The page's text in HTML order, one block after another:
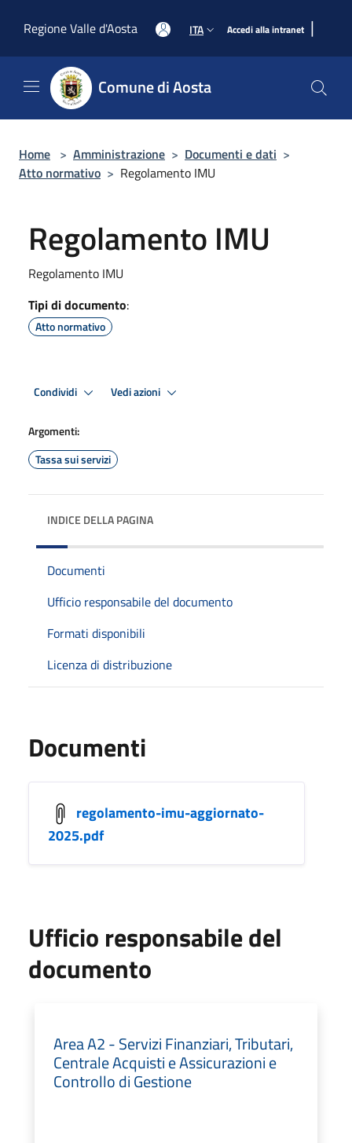
Regione Valle d'Aosta
ITA Accedi alla intranet |
Comune di Aosta
Home > Amministrazione > Documenti e dati >
Atto normativo > Regolamento IMU
Regolamento IMU
Regolamento IMU
Tipi di documento:
Atto normativo
Condividi Vedi azioni
Argomenti:
Tassa sui servizi
INDICE DELLA PAGINA
Documenti
Ufficio responsabile del documento
Formati disponibili
Licenza di distribuzione
Documenti
regolamento-imu-aggiornato-
2025.pdf
Ufficio responsabile del
documento
Area A2 - Servizi Finanziari, Tributari,
Centrale Acquisti e Assicurazioni e
Controllo di Gestione